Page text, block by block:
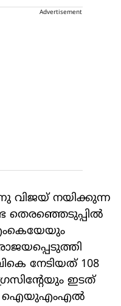
Advertisement
വിജയ് നയിക്കുന്ന
തെരഞ്ഞെടുപ്പില്‍
നേടിയത് 108
ഇടത്
ഐയുഎംഎല്‍